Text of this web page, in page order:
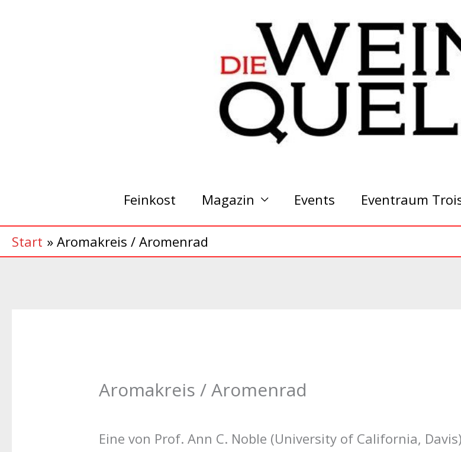
Feinkost Magazin Events Eventraum
Start Aromakreis / Aromenrad
Aromakreis / Aromenrad
Eine von Prof. Ann C. Noble (University of California,